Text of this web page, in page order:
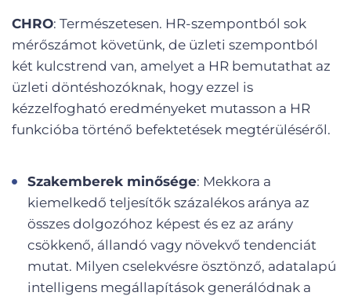
CHRO: Természetesen. HR-szempontból sok
mérőszámot követünk, de üzleti szempontból
két kulcstrend van, amelyet a HR bemutathat az
üzleti döntéshozóknak, hogy ezzel is
kézzelfogható eredményeket mutasson a HR
funkcióba történő befektetések megtérüléséről.
Szakemberek minősége: Mekkora a
kiemelkedő teljesítők százalékos aránya az
összes dolgozóhoz képest és ez az arány
csökkenő, állandó vagy növekvő tendenciát
mutat. Milyen cselekvésre ösztönző, adatalapú
intelligens megállapítások generálódnak a